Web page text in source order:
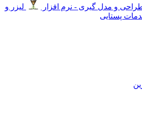
و مدل گیری - نرم افزار
لیزر و
پستایی